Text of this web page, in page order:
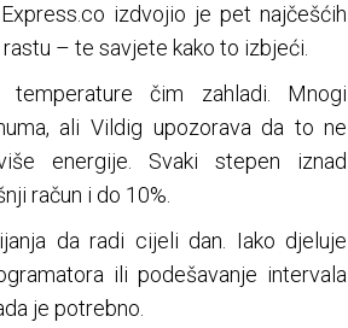
izdvojio je pet najčešćih
– te savjete kako to izbjeći.
čim zahladi. Mnogi
ali Vildig upozorava da to ne
energije. Svaki stepen iznad
račun i do 10%.
da radi cijeli dan. Iako djeluje
ili podešavanje intervala
je potrebno.